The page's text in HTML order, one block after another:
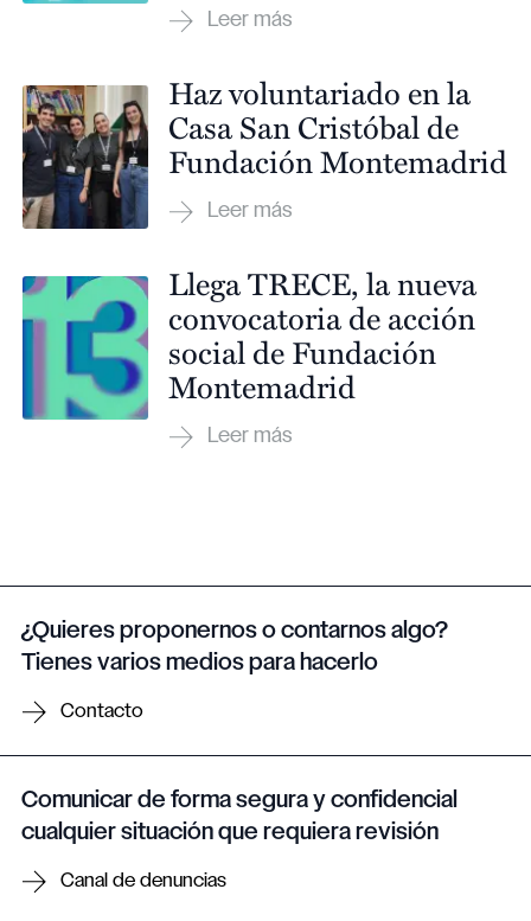
Haz voluntariado en la
Casa San Cristóbal de
Fundación Montemadrid
Llega TRECE, la nueva
convocatoria de acción
social de Fundación
Montemadrid
¿Quieres proponernos o contarnos algo?
Tienes varios medios para hacerlo
Contacto
Comunicar de forma segura y confidencial
cualquier situación que requiera revisión
Canal de denuncias